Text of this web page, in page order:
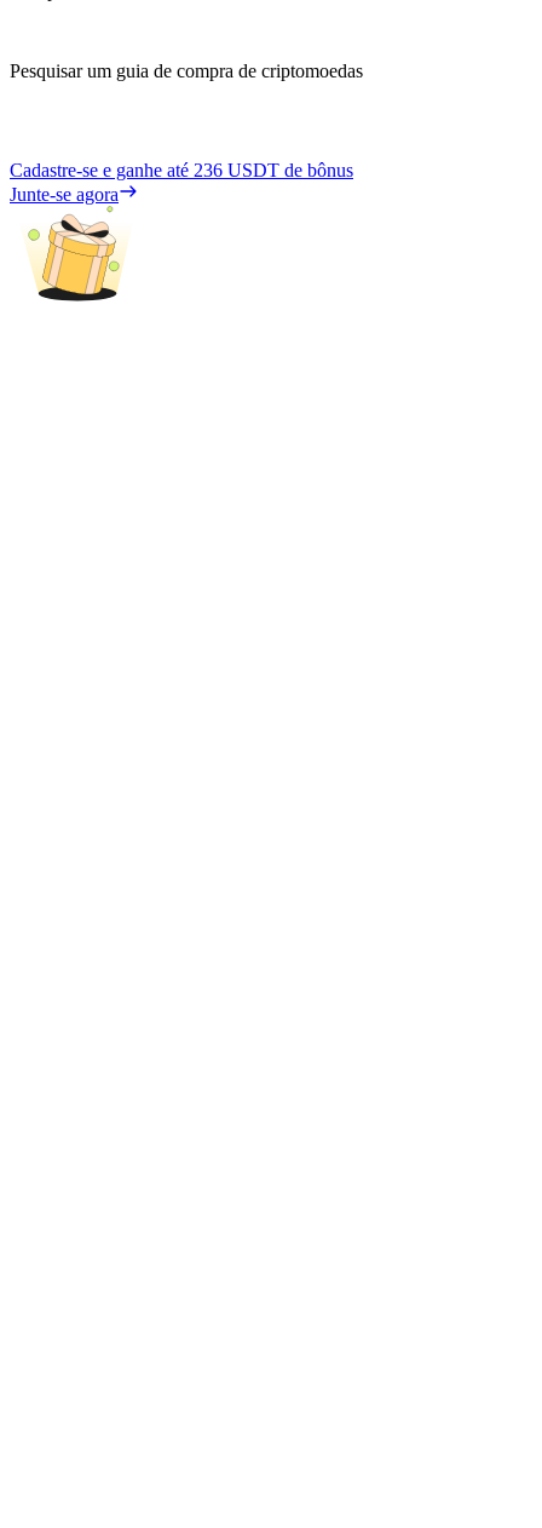
Pesquisar um guia de compra de criptomoedas
Cadastre-se e ganhe até 236 USDT de bônus
Junte-se agora